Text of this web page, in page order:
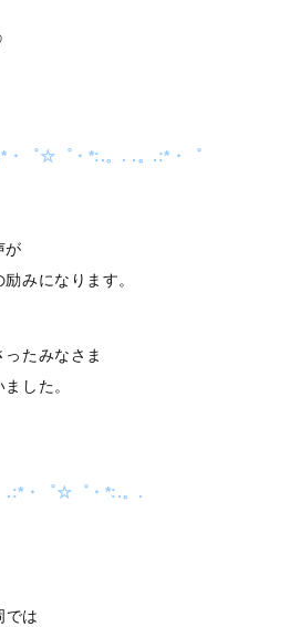
゜☆゜・*:.。. .。.:*・゜
が
みになります。
たみなさま
した。
.:*・゜☆゜・*:.。.
では